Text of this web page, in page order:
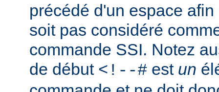
précédé d'un espace
soit pas considéré
commande SSI. Notez
de début <!--# est un